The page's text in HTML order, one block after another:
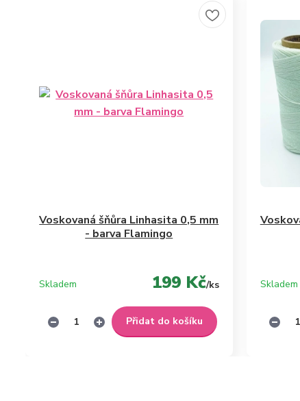
Voskovaná šňůra Linhasita 0,5 mm
- barva Flamingo
199 Kč/ks
Skladem
Přidat do košíku
Skladem